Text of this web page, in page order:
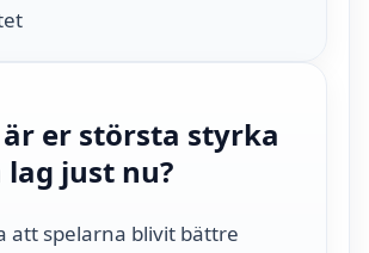
er största styrka
lag just nu?
att spelarna blivit bättre